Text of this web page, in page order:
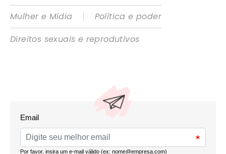
Mulher e Mídia
|
Política e poder
Direitos sexuais e reprodutivos